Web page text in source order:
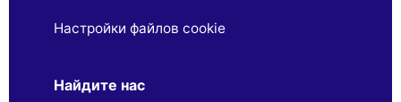
Настройки файлов cookie
Найдите нас